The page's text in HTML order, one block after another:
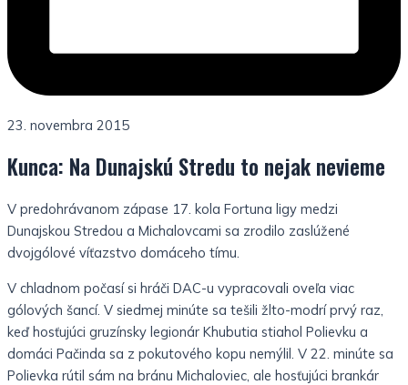
23. novembra 2015
Kunca: Na Dunajskú Stredu to nejak nevieme
V predohrávanom zápase 17. kola Fortuna ligy medzi
Dunajskou Stredou a Michalovcami sa zrodilo zaslúžené
dvojgólové víťazstvo domáceho tímu.
V chladnom počasí si hráči DAC-u vypracovali oveľa viac
gólových šancí. V siedmej minúte sa tešili žlto-modrí prvý raz,
keď hosťujúci gruzínsky legionár Khubutia stiahol Polievku a
domáci Pačinda sa z pokutového kopu nemýlil. V 22. minúte sa
Polievka rútil sám na bránu Michaloviec, ale hosťujúci brankár